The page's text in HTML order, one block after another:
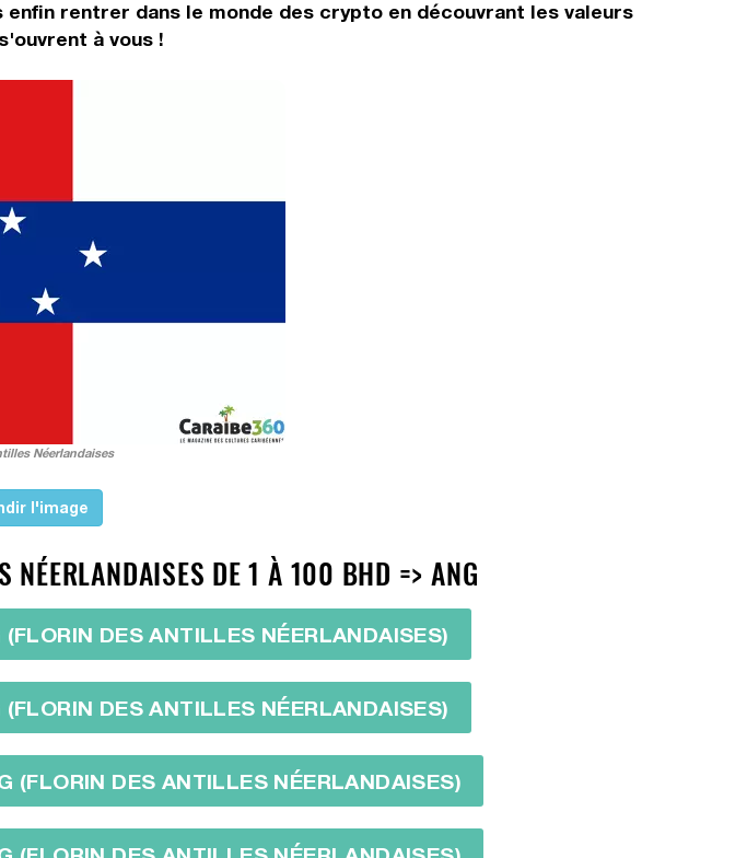
rentrer dans le monde des crypto en découvrant les valeurs
à vous !
Néerlandaises
l'image
NÉERLANDAISES DE 1 À 100 BHD => ANG
DES ANTILLES NÉERLANDAISES)
(FLORIN DES ANTILLES NÉERLANDAISES)
(FLORIN DES ANTILLES NÉERLANDAISES)